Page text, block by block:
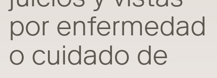
por enfermedad
o cuidado de